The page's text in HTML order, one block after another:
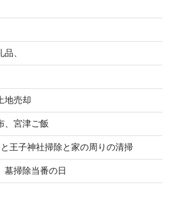
、
地売却
、宮津ご飯
王子神社掃除と家の周りの清掃
墓掃除当番の日